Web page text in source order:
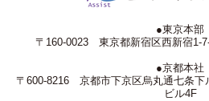
●東京本部
〒160-0023 東京都新宿区西新宿1-
●京都本社
〒600-8216 京都市下京区烏丸通七条下
ビル4F